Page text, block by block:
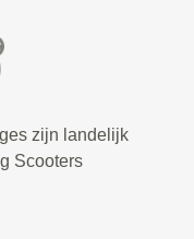
zijn landelijk
Scooters